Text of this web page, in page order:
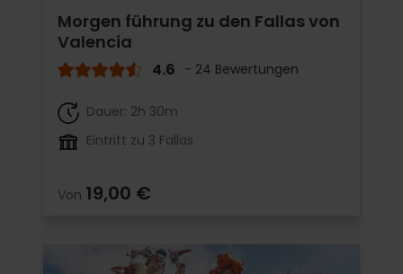
Morgen führung zu den Fallas von
Valencia
4.6 - 24 Bewertungen
Dauer: 2h 30m
Eintritt zu 3 Fallas
Von 19,00 €